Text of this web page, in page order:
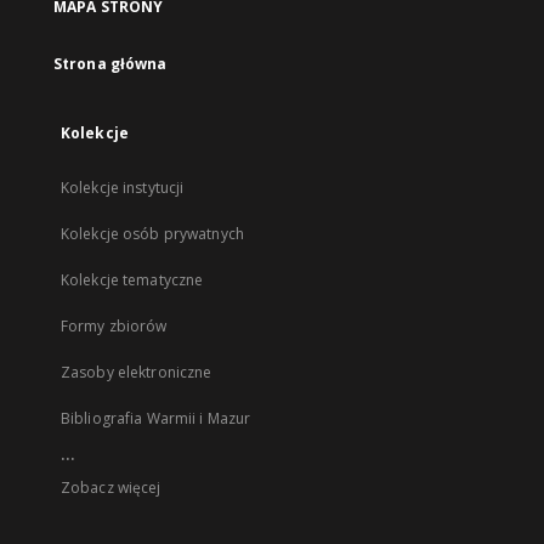
MAPA STRONY
Strona główna
Kolekcje
Kolekcje instytucji
Kolekcje osób prywatnych
Kolekcje tematyczne
Formy zbiorów
Zasoby elektroniczne
Bibliografia Warmii i Mazur
...
Zobacz więcej